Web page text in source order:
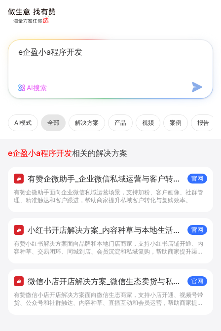
AI搜索
AI模式 全部 解决方案 产品 视频 案例 报告
e企盈小a程序开发相关的解决方案
有赞企微助手_企业微信私域运营与客户转化
工具 - 做生意, 找有赞
官网
有赞企微助手面向企业微信私域运营场景，支持加粉、客户画像、社群管
理、精准触达和客户跟进，帮助商家提升私域客户转化与复购效率。
小红书开店解决方案_内容种草与本地生活转
化工具 - 做生意, 找有赞
官网
有赞小红书解决方案面向品牌和本地门店商家，支持小红书店铺开通、内
容种草、交易闭环、同城到店、会员沉淀和私域复购，帮助商家提升渠道
微信小店开店解决方案_微信生态卖货与私域
经营 - 做生意, 找有赞
官网
有赞微信小店开店解决方案面向微信生态商家，支持小店开通、视频号带
货、公众号和社群触达、内容种草、直播互动和会员运营，帮助商家提升